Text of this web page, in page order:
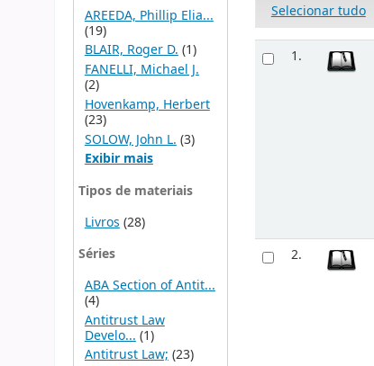
AREEDA, Phillip Elia...
(19)
BLAIR, Roger D.(1)
FANELLI, Michael J.
(2)
Hovenkamp, Herbert
(23)
SOLOW, John L. (3)
Exibir mais
Tipos de materiais
Livros (28)
Séries
ABA Section of Antit...
(4)
Antitrust Law
Develo... (1)
Antitrust Law;(23)
Selecionar tudo
1.
2.